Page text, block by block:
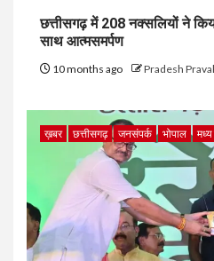
छत्तीसगढ़ में 208 नक्सलियों ने
साथ आत्मसमर्पण
10 months ago Pradesh
ख़बर छत्तीसगढ़ जनसंपर्क भोपाल